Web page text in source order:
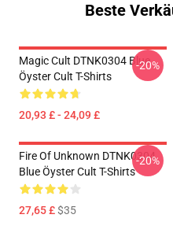
Beste
Magic Cult DTNK0304 Blue
Öyster Cult T-Shirts
20,93 £ - 24,09 £
-20%
Fire Of Unknown DTNK0304
Blue Öyster Cult T-Shirts
27,65 £$35
-20%